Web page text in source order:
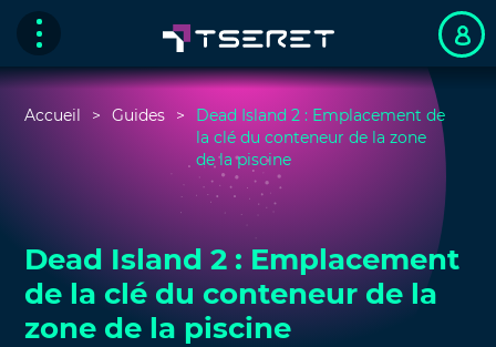
Accueil Guides
Dead Island 2 : Emplacement de
la clé du conteneur de la zone
de la piscine
Dead Island 2 : Emplacement
de la clé du conteneur de la
zone de la piscine